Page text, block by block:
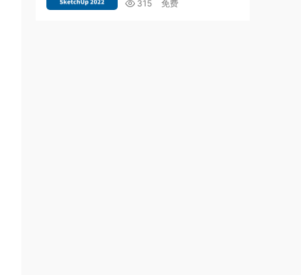
315 免费